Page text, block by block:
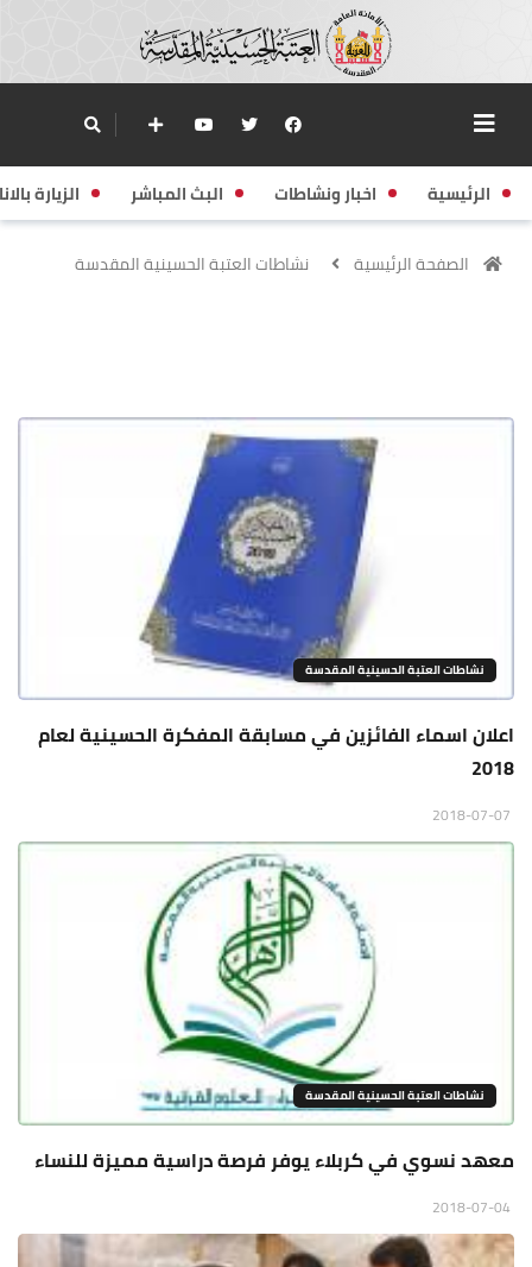
الرئيسية اخبار ونشاطات البث المباشر الزيارة
الصفحة الرئيسية نشاطات العتبة الحسينية المقدسة
نشاطات العتبة الحسينية المقدسة
اعلان اسماء الفائزين في مسابقة المفكرة الحسينية لعام
2018
نشاطات العتبة الحسينية المقدسة
معهد نسوي في كربلاء يوفر فرصة دراسية مميزة للنساء